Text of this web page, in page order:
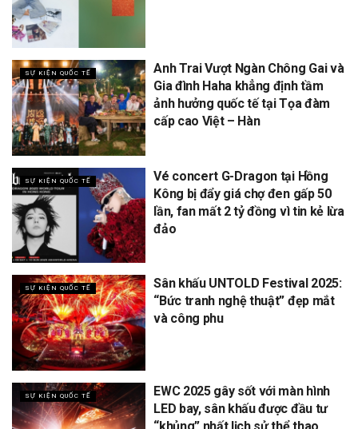
SỰ KIỆN QUỐC TẾ
Anh Trai Vượt Ngàn Chông Gai và
Gia đình Haha khẳng định tầm
ảnh hưởng quốc tế tại Tọa đàm
cấp cao Việt – Hàn
SỰ KIỆN QUỐC TẾ
Vé concert G-Dragon tại Hồng
Kông bị đẩy giá chợ đen gấp 50
lần, fan mất 2 tỷ đồng vì tin kẻ lừa
đảo
SỰ KIỆN QUỐC TẾ
Sân khấu UNTOLD Festival 2025:
“Bức tranh nghệ thuật” đẹp mắt
và công phu
SỰ KIỆN QUỐC TẾ
EWC 2025 gây sốt với màn hình
LED bay, sân khấu được đầu tư
“khủng” nhất lịch sử thể thao